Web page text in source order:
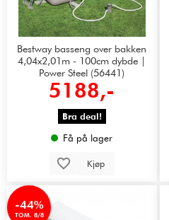
Bestway basseng over bakken
4,04x2,01m - 100cm dybde |
Power Steel (56441)
5188,-
Bra deal!
Få på lager
Kjøp
-44%
TOM. 8/8